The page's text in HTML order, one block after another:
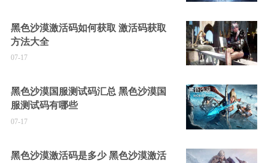
黑色沙漠激活码如何获取 激活码获取
方法大全
07-17
黑色沙漠国服测试码汇总 黑色沙漠国
服测试码有哪些
07-17
黑色沙漠激活码是多少 黑色沙漠激活